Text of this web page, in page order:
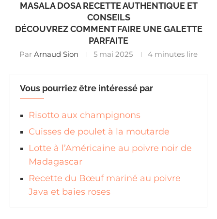
MASALA DOSA RECETTE AUTHENTIQUE ET
CONSEILS
DÉCOUVREZ COMMENT FAIRE UNE GALETTE
PARFAITE
Par Arnaud Sion 5 mai 2025 4 minutes lire
Vous pourriez être intéressé par
Risotto aux champignons
Cuisses de poulet à la moutarde
Lotte à l’Américaine au poivre noir de
Madagascar
Recette du Bœuf mariné au poivre
Java et baies roses